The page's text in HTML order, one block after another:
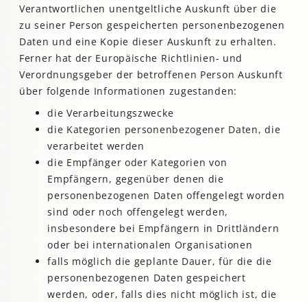
Verantwortlichen unentgeltliche Auskunft über die
zu seiner Person gespeicherten personenbezogenen
Daten und eine Kopie dieser Auskunft zu erhalten.
Ferner hat der Europäische Richtlinien- und
Verordnungsgeber der betroffenen Person Auskunft
über folgende Informationen zugestanden:
die Verarbeitungszwecke
die Kategorien personenbezogener Daten, die
verarbeitet werden
die Empfänger oder Kategorien von
Empfängern, gegenüber denen die
personenbezogenen Daten offengelegt worden
sind oder noch offengelegt werden,
insbesondere bei Empfängern in Drittländern
oder bei internationalen Organisationen
falls möglich die geplante Dauer, für die die
personenbezogenen Daten gespeichert
werden, oder, falls dies nicht möglich ist, die